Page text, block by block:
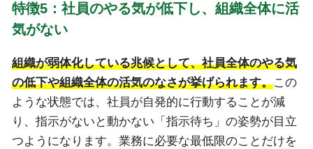
特徴5：社員のやる気が低下し、組織全体に活
気がない
組織が弱体化している兆候として、社員全体のやる気
の低下や組織全体の活気のなさが挙げられます。この
ような状態では、社員が自発的に行動することが減
り、指示がないと動かない「指示待ち」の姿勢が目立
つようになります。業務に必要な最低限のことだけを